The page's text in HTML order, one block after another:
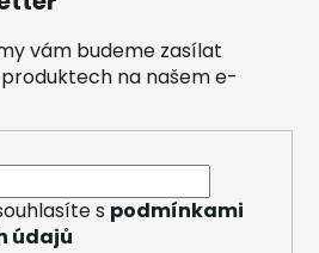
vám budeme zasílat
na našem e-
s podmínkami
údajů